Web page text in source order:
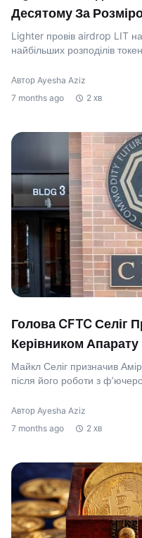
Десятому За
Lighter провів airdrop LIT
найбільших розподілів
Автор Ayesha Aziz
7 months ago
2 хв
Голова CFTC Селіг
Керівником Апарату
Майкл Селіг призначив
після його роботи з
Автор Ayesha Aziz
7 months ago
2 хв